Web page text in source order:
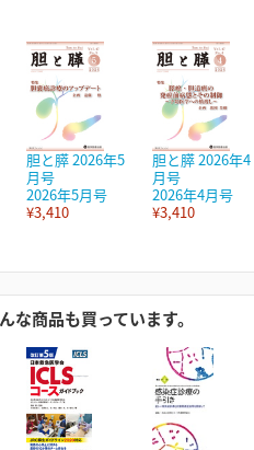
胆と膵 2026年5
月号
2026年5月号
¥3,410
胆と膵 2026年4
月号
2026年4月号
¥3,410
な商品も買っています。